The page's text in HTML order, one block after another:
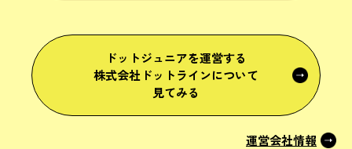
ドットジュニアを運営する
株式会社ドットラインについて
見てみる
運営会社情報